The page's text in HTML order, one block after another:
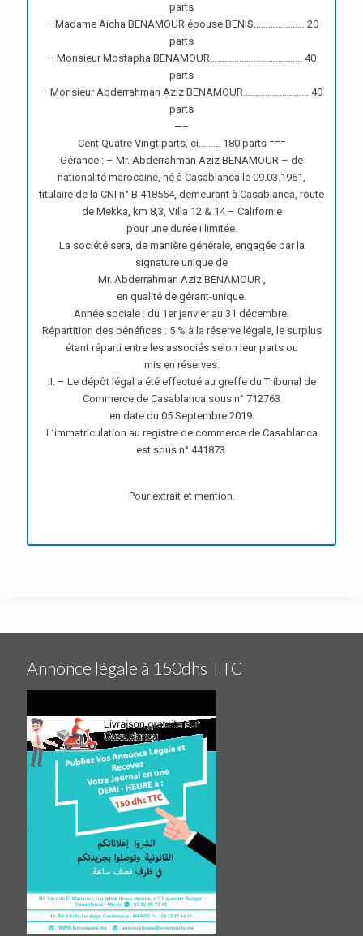
parts
– Madame Aicha BENAMOUR épouse BENIS………………… 20
parts
– Monsieur Mostapha BENAMOUR……………………………….. 40
parts
– Monsieur Abderrahman Aziz BENAMOUR……………………… 40
parts
—–
Cent Quatre Vingt parts, ci……… 180 parts ===
Gérance : – Mr. Abderrahman Aziz BENAMOUR – de
nationalité marocaine, né à Casablanca le 09.03.1961,
titulaire de la CNI n° B 418554, demeurant à Casablanca, route
de Mekka, km 8,3, Villa 12 & 14 – Californie
pour une durée illimitée.
La société sera, de manière générale, engagée par la
signature unique de
Mr. Abderrahman Aziz BENAMOUR ,
en qualité de gérant-unique.
Année sociale : du 1er janvier au 31 décembre.
Répartition des bénéfices : 5 % à la réserve légale, le surplus
étant réparti entre les associés selon leur parts ou
mis en réserves.
II. – Le dépôt légal a été effectué au greffe du Tribunal de
Commerce de Casablanca sous n° 712763
en date du 05 Septembre 2019.
L’immatriculation au registre de commerce de Casablanca
est sous n° 441873.
Pour extrait et mention.
Annonce légale à 150dhs TTC